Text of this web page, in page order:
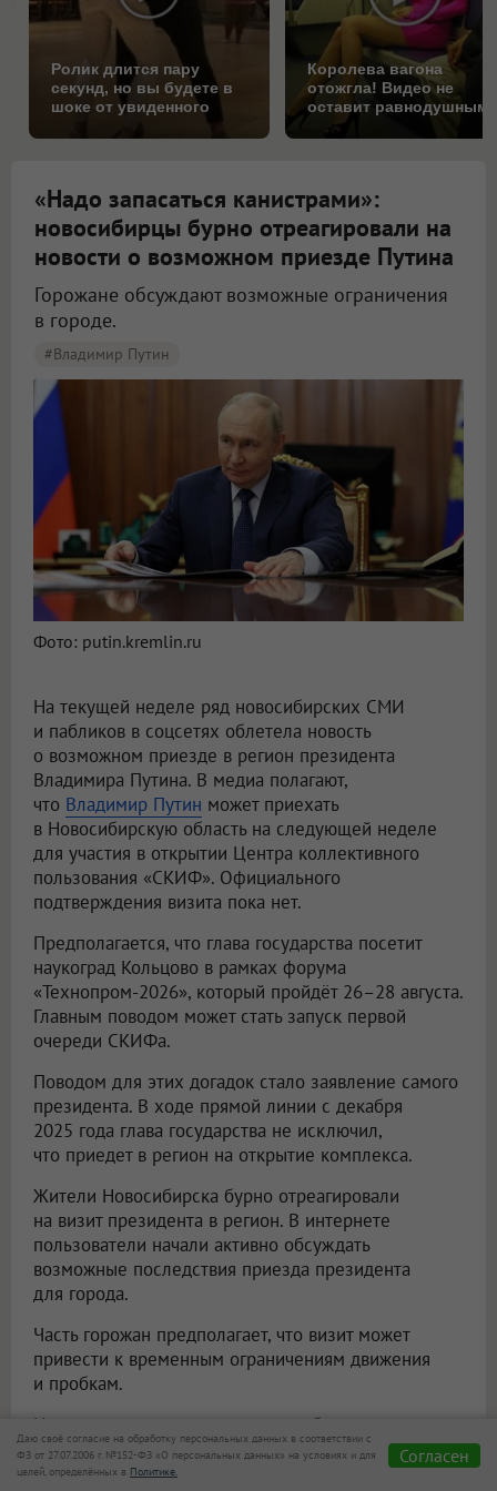
Ролик длится пару
секунд, но вы будете в
шоке от увиденного
Королева вагона
отожгла! Видео не
оставит равнодушным
«Надо запасаться канистрами»:
новосибирцы бурно отреагировали на
новости о возможном приезде Путина
Горожане обсуждают возможные ограничения
в городе.
#Владимир Путин
Фото: putin.kremlin.ru
На текущей неделе ряд новосибирских СМИ
и пабликов в соцсетях облетела новость
о возможном приезде в регион президента
Владимира Путина. В медиа полагают,
что Владимир Путин может приехать
в Новосибирскую область на следующей неделе
для участия в открытии Центра коллективного
пользования «СКИФ». Официального
подтверждения визита пока нет.
Предполагается, что глава государства посетит
наукоград Кольцово в рамках форума
«Технопром-2026», который пройдёт 26–28 августа.
Главным поводом может стать запуск первой
очереди СКИФа.
Поводом для этих догадок стало заявление самого
президента. В ходе прямой линии с декабря
2025 года глава государства не исключил,
что приедет в регион на открытие комплекса.
Жители Новосибирска бурно отреагировали
на визит президента в регион. В интернете
пользователи начали активно обсуждать
возможные последствия приезда президента
для города.
Часть горожан предполагает, что визит может
привести к временным ограничениям движения
и пробкам.
Некоторые пользователи также обсуждают
возможный экономический эффект от визита
президента и вспоминают сообщения о снижении
Даю своё согласие на обработку персональных данных в соответствии с
ФЗ от 27.07.2006 г. №152-ФЗ «О персональных данных» на условиях и для
целей, определённых в Политике.
Согласен